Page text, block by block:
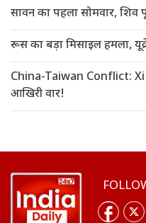
सावन का पहला सोमवार,
रूस का बड़ा मिसाइल हमला,
China-Taiwan Conflict: Xi
आखिरी वार!